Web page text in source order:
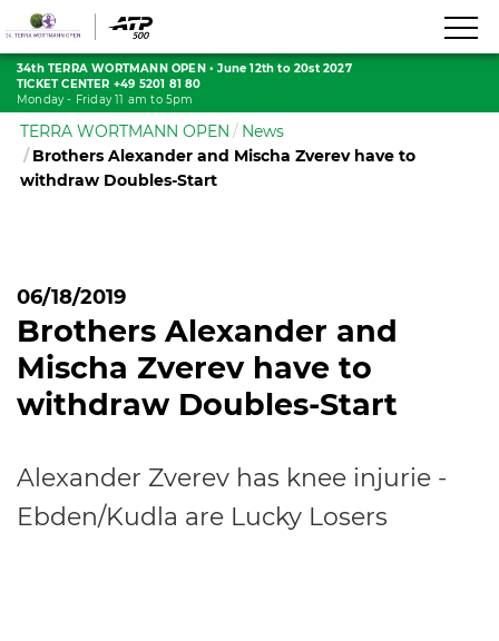
34th TERRA WORTMANN OPEN• June 12th to 20st 2027
TICKET CENTER +49 5201 81 80
Monday - Friday 11 am to 5pm
TERRA WORTMANN OPEN
News
Brothers Alexander and Mischa Zverev have to
withdraw Doubles-Start
06/18/2019
Brothers Alexander and
Mischa Zverev have to
withdraw Doubles-Start
Alexander Zverev has knee injurie -
Ebden/Kudla are Lucky Losers